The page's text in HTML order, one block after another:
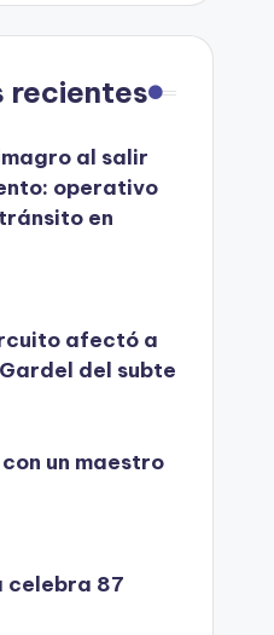
recientes
al salir
operativo
en
afectó a
del subte
un maestro
celebra 87